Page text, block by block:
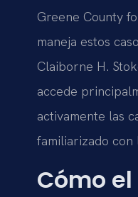
Greene County
maneja estos
Claiborne H.
accede
activamente las
familiarizado
Cómo el